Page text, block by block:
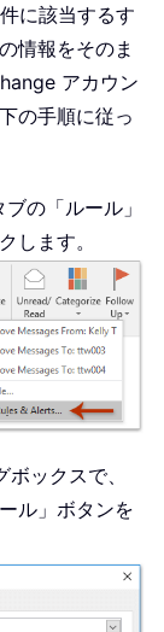
に該当するす
情報をそのま
アカウン
の手順に従っ
の「ルール」
します。
ックスで、
ル」ボタンを